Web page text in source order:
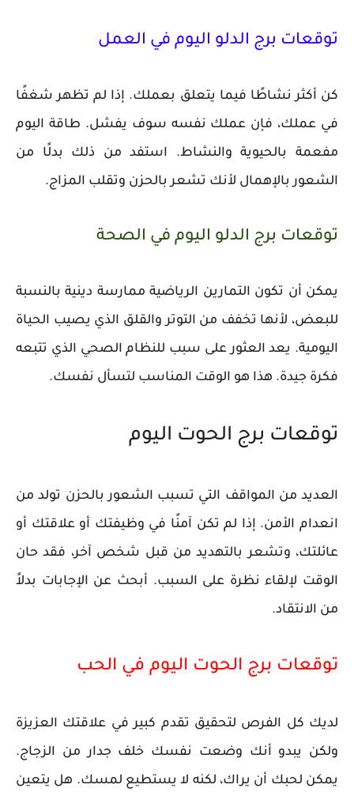
توقعات برج الدلو اليوم في العمل
كن أكثر نشاطًا فيما يتعلق بعملك. إذا لم تظهر شغفًا
في عملك، فإن عملك نفسه سوف يفشل. طاقة اليوم
مفعمة بالحيوية والنشاط. استفد من ذلك بدلًا من
الشعور بالإهمال لأنك تشعر بالحزن وتقلب المزاج.
توقعات برج الدلو اليوم في الصحة
يمكن أن تكون التمارين الرياضية ممارسة دينية بالنسبة
للبعض، لأنها تخفف من التوتر والقلق الذي يصيب الحياة
اليومية. يعد العثور على سبب للنظام الصحي الذي تتبعه
فكرة جيدة. هذا هو الوقت المناسب لتسأل نفسك.
توقعات برج الحوت اليوم
العديد من المواقف التي تسبب الشعور بالحزن تولد من
انعدام الأمن. إذا لم تكن آمنًا في وظيفتك أو علاقتك أو
عائلتك، وتشعر بالتهديد من قبل شخص آخر، فقد حان
الوقت لإلقاء نظرة على السبب. أبحث عن الإجابات بدلاً
من الانتقاد.
توقعات برج الحوت اليوم في الحب
لديك كل الفرص لتحقيق تقدم كبير في علاقتك العزيزة
ولكن يبدو أنك وضعت نفسك خلف جدار من الزجاج.
يمكن لحبك أن يراك، لكنه لا يستطيع لمسك. هل يتعين